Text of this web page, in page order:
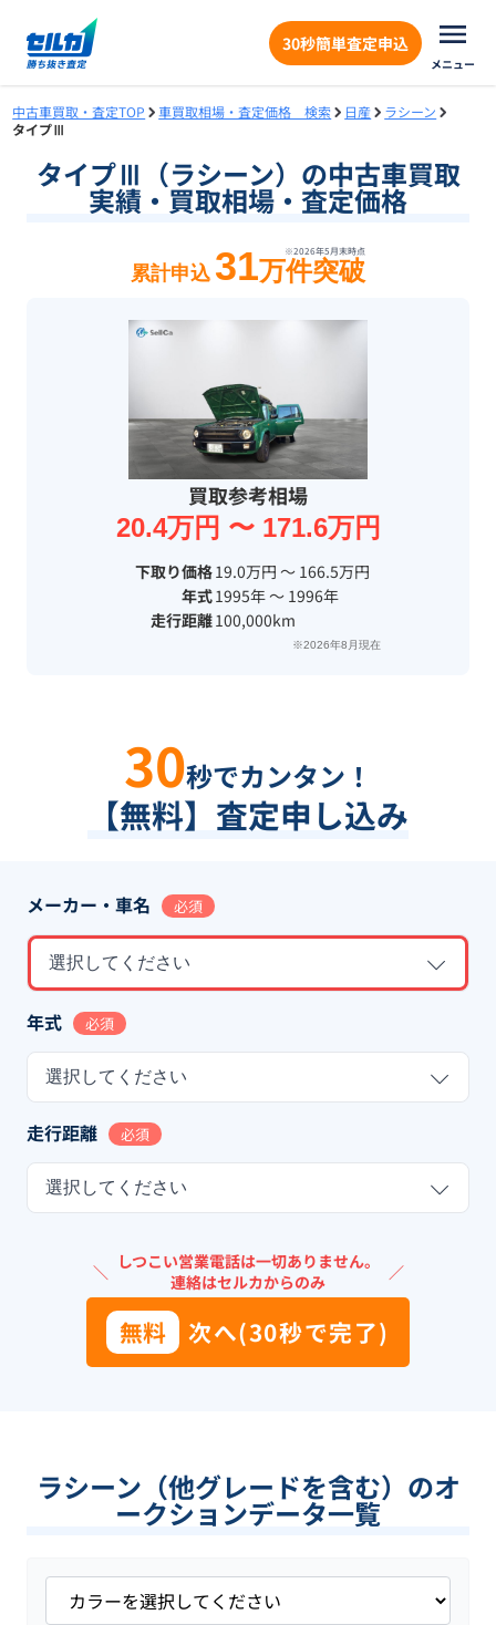
30秒簡単査定申込
メニュー
中古車買取・査定TOP 車買取相場・査定価格 検索 日産
ラシーン
タイプⅢ
タイプⅢ（ラシーン）の中古車買取
実績・買取相場・査定価格
※2026年5月末時点
累計申込 31万件突破
買取参考相場
20.4万円 〜 171.6万円
下取り価格19.0万円 〜 166.5万円
年式1995年 〜 1996年
走行距離100,000km
※2026年8月現在
30秒でカンタン！
【無料】査定申し込み
メーカー・車名 必須
選択してください
年式 必須
選択してください
走行距離 必須
選択してください
＼ しつこい営業電話は一切ありません。
連絡はセルカからのみ
／
無料 次へ(30秒で完了)
ラシーン（他グレードを含む）のオ
ークションデータ一覧